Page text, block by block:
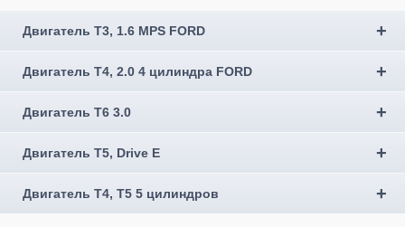
Двигатель Т3, 1.6 MPS FORD
Двигатель T4, 2.0 4 цилиндра FORD
Двигатель T6 3.0
Двигатель Т5, Drive E
Двигатель Т4, T5 5 цилиндров